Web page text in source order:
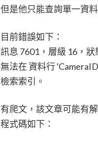
但是他只能查詢單一資
目前錯誤如下：
訊息 7601，層級 16，狀
無法在 資料行
檢索索引。
有爬文，該文章可能有
程式碼如下：